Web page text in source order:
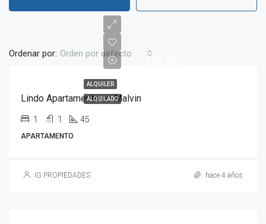
Ordenar por: Orden por defecto
ALQUILER
ALQUILADO
Lindo Apartamento en Malvin
1 1 45
APARTAMENTO
IG PROPIEDADES hace 4 años